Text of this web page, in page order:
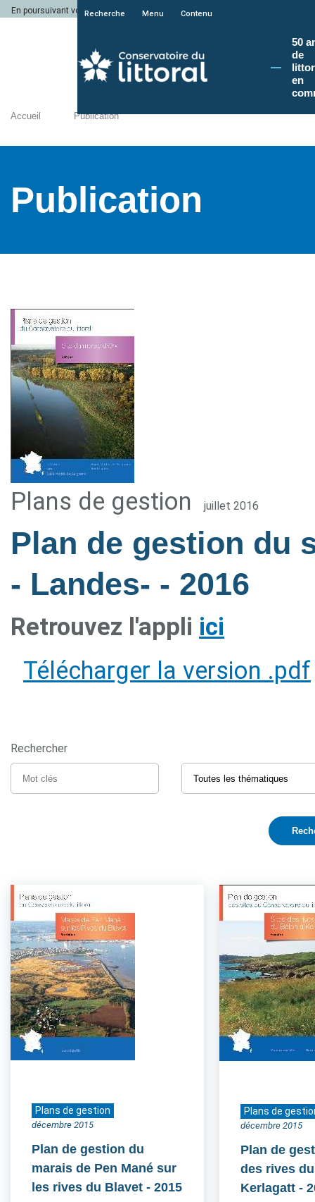
En poursuivant votre navigation sur le site du Conservatoire du littoral, vous
Recherche Menu Contenu
50
de
en
Accueil Publication
Publication
Plans de gestion juillet 2016
Plan de gestion du
- Landes- - 2016
Retrouvez l'appli ici
Télécharger la version .pdf
Rechercher
Plans de gestion
décembre 2015
Plan de gestion du
marais de Pen Mané sur
les rives du Blavet - 2015
Plans de
décembre 2015
Plan de
des rives
Kerlagatt -